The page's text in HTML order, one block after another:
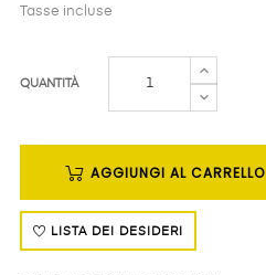
Tasse incluse
QUANTITÀ
AGGIUNGI AL CARRELLO
LISTA DEI DESIDERI